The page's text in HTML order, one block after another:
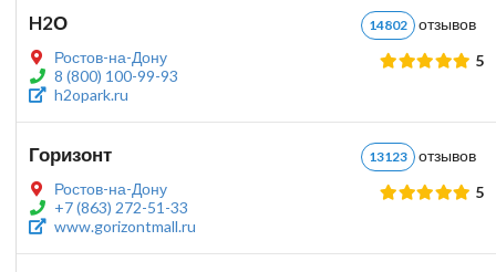
H2О 14802
Ростов-на-Дону
8 (800) 100-99-93
h2opark.ru
5
Горизонт 13123
Ростов-на-Дону
+7 (863) 272-51-33
www.gorizontmall.ru
5